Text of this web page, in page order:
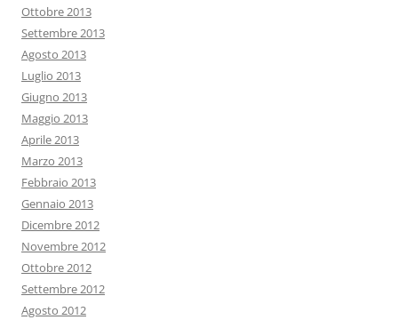
Ottobre 2013
Settembre 2013
Agosto 2013
Luglio 2013
Giugno 2013
Maggio 2013
Aprile 2013
Marzo 2013
Febbraio 2013
Gennaio 2013
Dicembre 2012
Novembre 2012
Ottobre 2012
Settembre 2012
Agosto 2012